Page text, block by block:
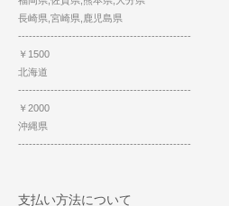
長崎県,宮崎県,鹿児島県
------------------------------------------------
￥1500
北海道
------------------------------------------------
￥2000
沖縄県
------------------------------------------------
支払い方法について